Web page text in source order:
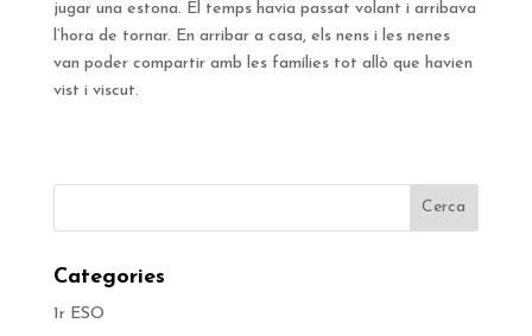
jugar una estona. El temps havia passat volant i arribava
l’hora de tornar. En arribar a casa, els nens i les nenes
van poder compartir amb les famílies tot allò que havien
vist i viscut.
Categories
1r ESO